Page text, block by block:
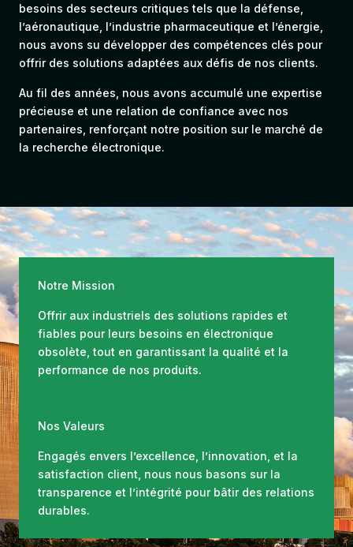
besoins des secteurs critiques tels que la défense,
l’aéronautique, l’industrie pharmaceutique et l’énergie,
nous avons su développer des compétences clés pour
offrir des solutions adaptées aux défis de nos clients.
Au fil des années, nous avons accumulé une expertise
précieuse et une relation de confiance avec nos
partenaires, renforçant notre position sur le marché de
la recherche électronique.
Notre Mission
Offrir aux industriels des solutions rapides et
fiables pour leurs besoins en électronique
obsolète, tout en garantissant la qualité et la
performance de nos produits.
Nos Valeurs
Engagés envers l’excellence, l’innovation, et la
satisfaction client, nous nous basons sur la
transparence et l’intégrité pour bâtir des relations
durables.